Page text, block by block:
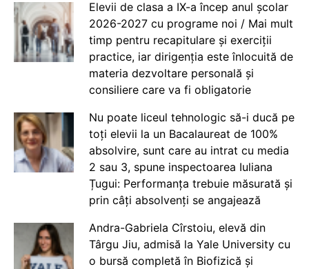
Elevii de clasa a IX-a încep anul școlar
2026-2027 cu programe noi / Mai mult
timp pentru recapitulare și exerciții
practice, iar dirigenția este înlocuită de
materia dezvoltare personală și
consiliere care va fi obligatorie
Nu poate liceul tehnologic să-i ducă pe
toți elevii la un Bacalaureat de 100%
absolvire, sunt care au intrat cu media
2 sau 3, spune inspectoarea Iuliana
Țugui: Performanța trebuie măsurată și
prin câți absolvenți se angajează
Andra-Gabriela Cîrstoiu, elevă din
Târgu Jiu, admisă la Yale University cu
o bursă completă în Biofizică și